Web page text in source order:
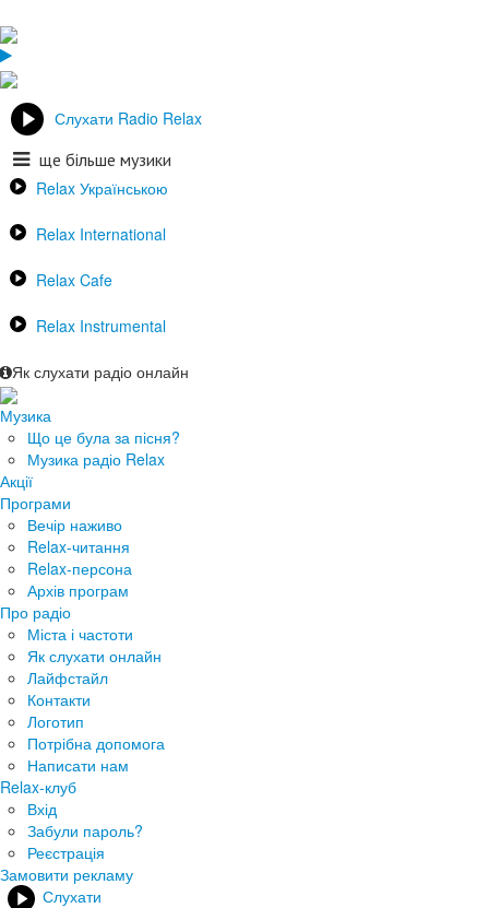
Слухати Radio Relax
ще більше музики
Relax Українською
Relax International
Relax Cafe
Relax Instrumental
Як слухати радіо онлайн
Музика
Що це була за пісня?
Музика радіо Relax
Акції
Програми
Вечір наживо
Relax-читання
Relax-персона
Архів програм
Про радіо
Міста і частоти
Як слухати онлайн
Лайфстайл
Контакти
Логотип
Потрібна допомога
Написати нам
Relax-клуб
Вхід
Забули пароль?
Реєстрація
Замовити рекламу
Слухати